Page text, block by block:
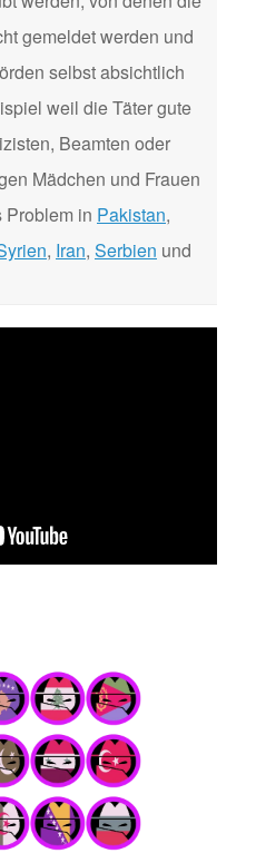
gemeldet werden und
selbst absichtlich
weil die Täter gute
Beamten oder
Mädchen und Frauen
Problem in Pakistan,
, Iran, Serbien und